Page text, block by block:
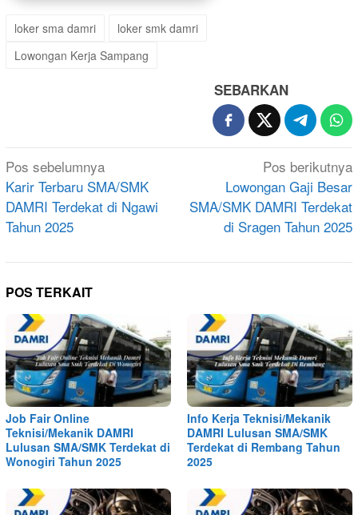
loker sma damri
loker smk damri
Lowongan Kerja Sampang
SEBARKAN
Navigasi
pos
Pos sebelumnya
Karir Terbaru SMA/SMK
DAMRI Terdekat di Ngawi
Tahun 2025
Pos berikutnya
Lowongan Gaji Besar
SMA/SMK DAMRI Terdekat
di Sragen Tahun 2025
POS TERKAIT
Job Fair Online
Teknisi/Mekanik DAMRI
Lulusan SMA/SMK Terdekat di
Wonogiri Tahun 2025
Info Kerja Teknisi/Mekanik
DAMRI Lulusan SMA/SMK
Terdekat di Rembang Tahun
2025